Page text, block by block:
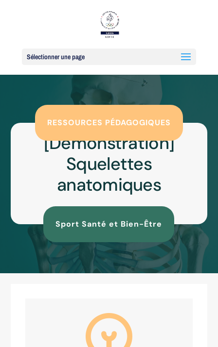
Sélectionner une page
RESSOURCES PÉDAGOGIQUES
[Démonstration]
Squelettes
anatomiques
Sport Santé et Bien-Être